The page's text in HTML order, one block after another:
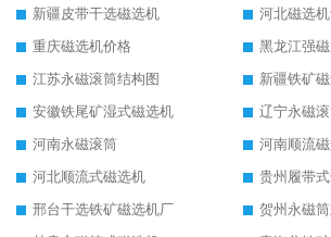
新疆皮带干选磁选机
河北磁选
重庆磁选机价格
黑龙江强
江苏永磁滚筒结构图
新疆铁矿
安徽铁尾矿湿式磁选机
辽宁永磁
河南永磁滚筒
河南顺流
河北顺流式磁选机
贵州履带
邢台干选铁矿磁选机厂
贺州永磁